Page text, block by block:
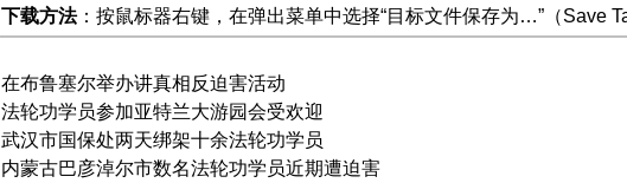
下载方法：按鼠标器右键，在弹出菜单中选择“目标文件保存为…”（Save
在布鲁塞尔举办讲真相反迫害活动
法轮功学员参加亚特兰大游园会受欢迎
武汉市国保处两天绑架十余法轮功学员
内蒙古巴彦淖尔市数名法轮功学员近期遭迫害